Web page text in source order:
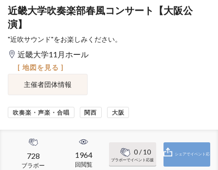
近畿大学吹奏楽部春風コンサート【大阪公
演】
"近吹サウンド"をお楽しみください。
近畿大学11月ホール
[ 地図を見る ]
主催者団体情報
吹奏楽・声楽・合唱 関西 大阪
728
ブラボー
1964
回閲覧
0/ 10
ブラボーでイベント応援
シェアでイベント応